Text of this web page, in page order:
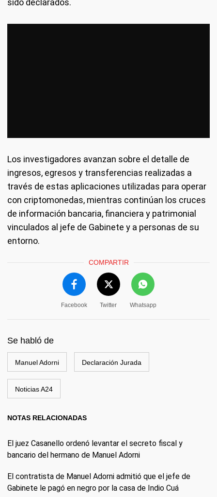
Los investigadores avanzan sobre el detalle de
ingresos, egresos y transferencias realizadas a
través de estas aplicaciones utilizadas para operar
con criptomonedas, mientras continúan los cruces
de información bancaria, financiera y patrimonial
vinculados al jefe de Gabinete y a personas de su
entorno.
COMPARTIR
Facebook Twitter Whatsapp
Se habló de
Manuel Adorni Declaración Jurada
Noticias A24
NOTAS RELACIONADAS
El juez Casanello ordenó levantar el secreto fiscal y
bancario del hermano de Manuel Adorni
El contratista de Manuel Adorni admitió que el jefe de
Gabinete le pagó en negro por la casa de Indio Cuá